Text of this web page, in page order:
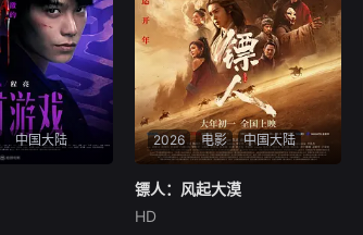
中国大陆 2026 电影 中国大陆
镖人：风起大漠
镖人：风起大漠
HD